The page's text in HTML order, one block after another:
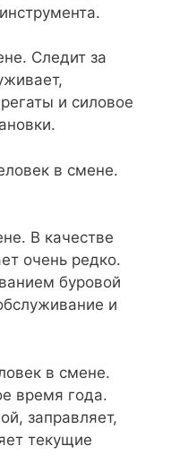
Следит за
и силовое
в смене.
В качестве
очень редко.
буровой
и
в смене.
время года.
заправляет,
текущие